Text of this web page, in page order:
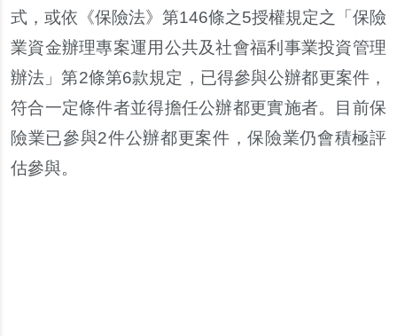
式 ， 或依 《保險法》 第146條之5授權規定之 「 保險
業資金辦理專案運用公共及社會福利事業投資管理
辦法 」第2條第6款規定 ， 已得參與公辦都更案件 ，
符合一定條件者並得擔任公辦都更實施者。
目前保
險業已參與2件公辦都更案件 ，保險業仍會積極評
估參與。